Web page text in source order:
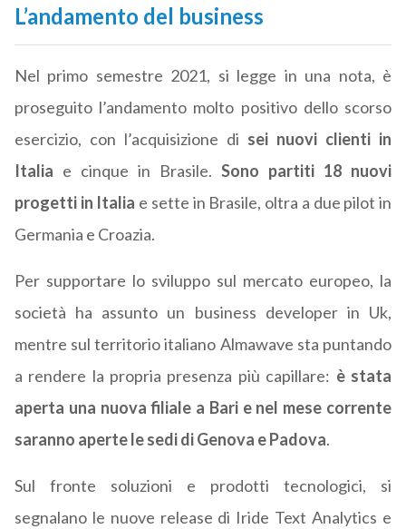
L’andamento del business
Nel primo semestre 2021, si legge in una nota, è
proseguito l’andamento molto positivo dello scorso
esercizio, con l’acquisizione di sei nuovi clienti in
Italia e cinque in Brasile. Sono partiti 18 nuovi
progetti in Italia e sette in Brasile, oltra a due pilot in
Germania e Croazia.
Per supportare lo sviluppo sul mercato europeo, la
società ha assunto un business developer in Uk,
mentre sul territorio italiano Almawave sta puntando
a rendere la propria presenza più capillare: è stata
aperta una nuova filiale a Bari e nel mese corrente
saranno aperte le sedi di Genova e Padova.
Sul fronte soluzioni e prodotti tecnologici, si
segnalano le nuove release di Iride Text Analytics e